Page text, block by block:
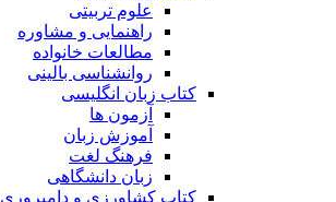
علوم تربیتی
راهنمایی و مشاوره
مطالعات خانواده
روانشناسی بالینی
کتاب زبان انگلیسی
آزمون ها
آموزش زبان
فرهنگ لغت
زبان دانشگاهی
کتاب کشاورزی و دامپروری